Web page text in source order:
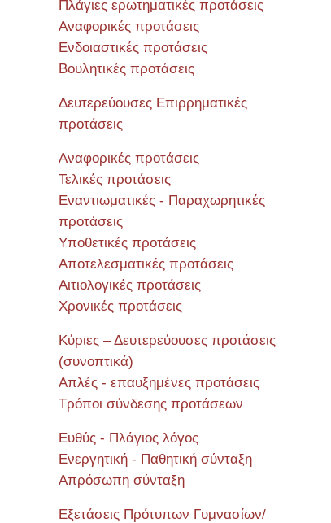
Πλάγιες ερωτηματικές προτάσεις
Αναφορικές προτάσεις
Ενδοιαστικές προτάσεις
Βουλητικές προτάσεις
Δευτερεύουσες Επιρρηματικές
προτάσεις
Αναφορικές προτάσεις
Τελικές προτάσεις
Εναντιωματικές - Παραχωρητικές
προτάσεις
Υποθετικές προτάσεις
Αποτελεσματικές προτάσεις
Αιτιολογικές προτάσεις
Χρονικές προτάσεις
Κύριες – Δευτερεύουσες προτάσεις
(συνοπτικά)
Απλές - επαυξημένες προτάσεις
Τρόποι σύνδεσης προτάσεων
Ευθύς - Πλάγιος λόγος
Ενεργητική - Παθητική σύνταξη
Απρόσωπη σύνταξη
Εξετάσεις Πρότυπων Γυμνασίων/